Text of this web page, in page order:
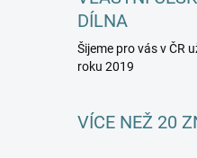
DÍLNA
Šijeme pro vás v ČR
roku 2019
VÍCE NEŽ 20